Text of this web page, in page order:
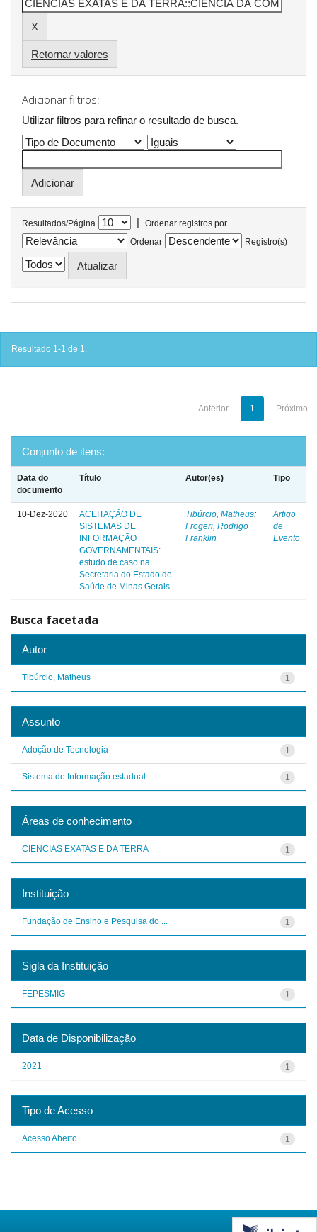
Retornar valores
Adicionar filtros:
Utilizar filtros para refinar o resultado de busca.
Resultados/Página |
Ordenar registros por
Ordenar
Registro(s)
Resultado 1-1 de 1.
Anterior 1 Próximo
Conjunto de itens:
Data do
documento
Título Autor(es) Tipo
10-Dez-2020
ACEITAÇÃO DE
SISTEMAS DE
INFORMAÇÃO
GOVERNAMENTAIS:
estudo de caso na
Secretaria do Estado de
Saúde de Minas Gerais
Tibúrcio, Matheus;
Frogeri, Rodrigo
Franklin
Artigo
de
Evento
Busca facetada
Autor
1
Tibúrcio, Matheus
Assunto
1
Adoção de Tecnologia
1
Sistema de Informação estadual
Áreas de conhecimento
1
CIENCIAS EXATAS E DA TERRA
Instituição
1
Fundação de Ensino e Pesquisa do ...
Sigla da Instituição
1
FEPESMIG
Data de Disponibilização
1
2021
Tipo de Acesso
1
Acesso Aberto